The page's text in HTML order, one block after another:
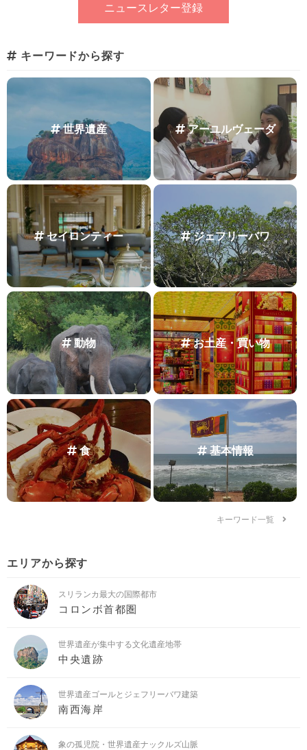
キーワードから探す
世界遺産 アーユルヴェーダ
セイロンティー ジェフリーバワ
動物 お土産・買い物
食 基本情報
キーワード一覧
エリアから探す
スリランカ最大の国際都市
コロンボ首都圏
世界遺産が集中する文化遺産地帯
中央遺跡
世界遺産ゴールとジェフリーバワ建築
南西海岸
象の孤児院・世界遺産ナックルズ山脈